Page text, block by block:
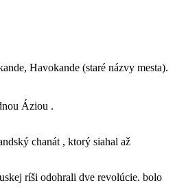
Havokande (staré názvy mesta).
Áziou .
chanát , ktorý siahal až
ríši odohrali dve revolúcie. bolo